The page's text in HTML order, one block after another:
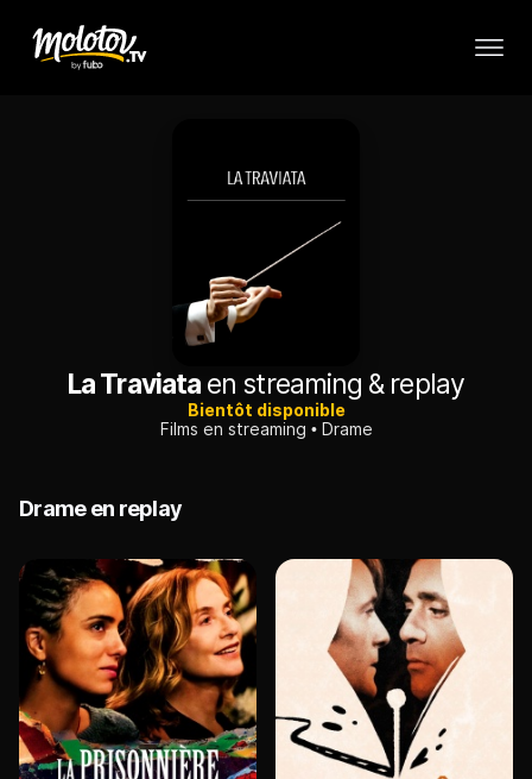
La Traviata en streaming & replay
Bientôt disponible
Films en streaming
Drame
Drame en replay